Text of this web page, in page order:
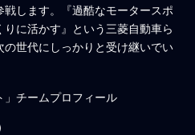
します。『過酷なモータースポ
に活かす』という三菱自動車ら
の世代にしっかりと受け継いでい
」チームプロフィール